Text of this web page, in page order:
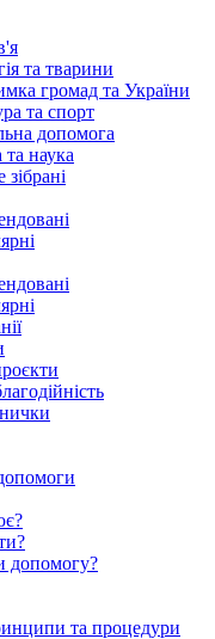
та тварини
громад та України
та спорт
допомога
та наука
допомогу?
та процедури